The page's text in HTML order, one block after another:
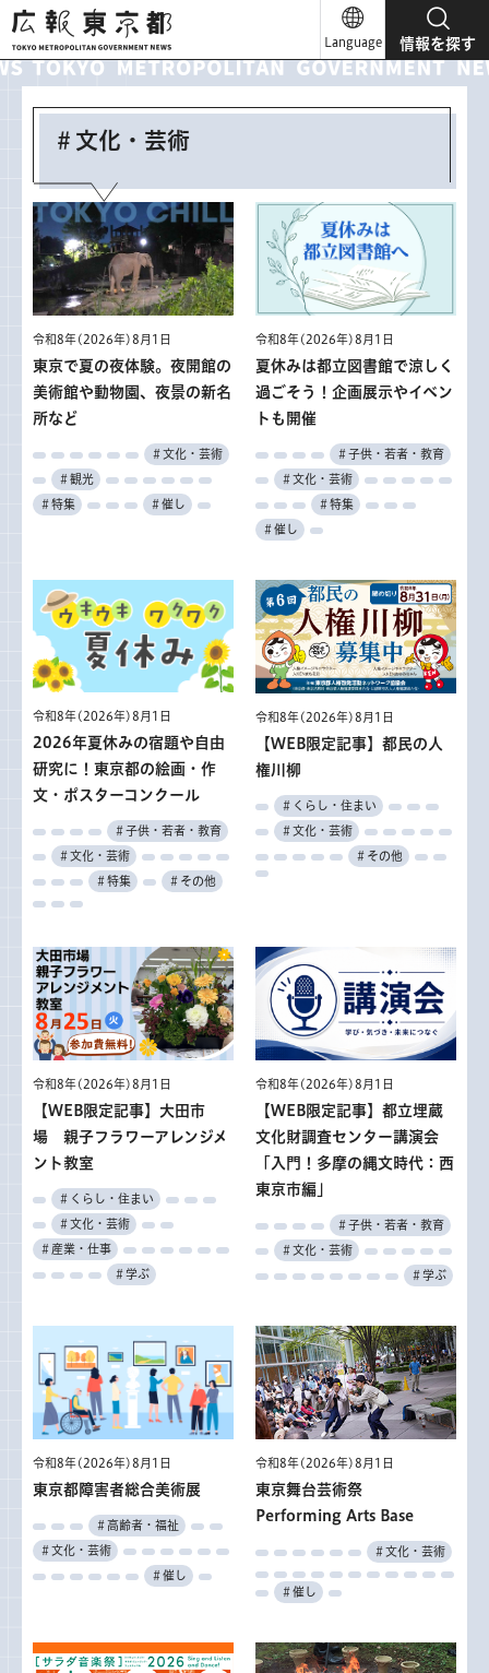
広報東京都
Language 情報を探す
＃文化・芸術
令和8年(2026年)8月1日
東京で夏の夜体験。夜開館の
美術館や動物園、夜景の新名
所など
＃文化・芸術
＃観光
＃特集 ＃催し
令和8年(2026年)8月1日
夏休みは都立図書館で涼しく
過ごそう！企画展示やイベン
トも開催
＃子供・若者・教育
＃文化・芸術
＃特集
＃催し
令和8年(2026年)8月1日
2026年夏休みの宿題や自由
研究に！東京都の絵画・作
文・ポスターコンクール
＃子供・若者・教育
＃文化・芸術
＃特集 ＃その他
令和8年(2026年)8月1日
【WEB限定記事】都民の人
権川柳
＃くらし・住まい
＃文化・芸術
＃その他
令和8年(2026年)8月1日
【WEB限定記事】大田市
場 親子フラワーアレンジメ
ント教室
＃くらし・住まい
＃文化・芸術
＃産業・仕事
＃学ぶ
令和8年(2026年)8月1日
【WEB限定記事】都立埋蔵
文化財調査センター講演会
「入門！多摩の縄文時代：西
東京市編」
＃子供・若者・教育
＃文化・芸術
＃学ぶ
令和8年(2026年)8月1日
東京都障害者総合美術展
＃高齢者・福祉
＃文化・芸術
＃催し
令和8年(2026年)8月1日
東京舞台芸術祭
Performing Arts Base
＃文化・芸術
＃催し